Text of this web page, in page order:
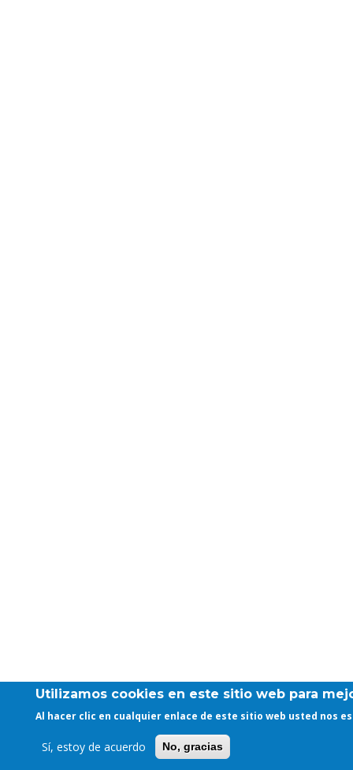
Utilizamos cookies en este sitio web para
Al hacer clic en cualquier enlace de este sitio web usted nos
Sí, estoy de acuerdo No, gracias